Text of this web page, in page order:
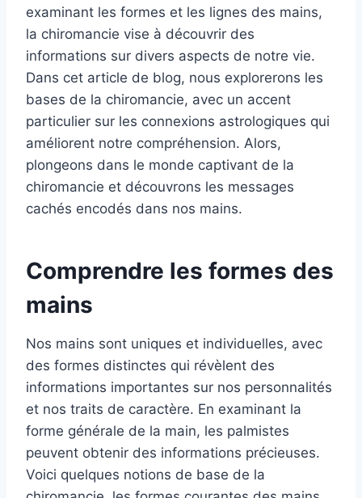
examinant les formes et les lignes des mains,
la chiromancie vise à découvrir des
informations sur divers aspects de notre vie.
Dans cet article de blog, nous explorerons les
bases de la chiromancie, avec un accent
particulier sur les connexions astrologiques qui
améliorent notre compréhension. Alors,
plongeons dans le monde captivant de la
chiromancie et découvrons les messages
cachés encodés dans nos mains.
Comprendre les formes des
mains
Nos mains sont uniques et individuelles, avec
des formes distinctes qui révèlent des
informations importantes sur nos personnalités
et nos traits de caractère. En examinant la
forme générale de la main, les palmistes
peuvent obtenir des informations précieuses.
Voici quelques notions de base de la